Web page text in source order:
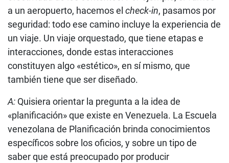
a un aeropuerto, hacemos el check-in, pasamos por
seguridad: todo ese camino incluye la experiencia de
un viaje. Un viaje orquestado, que tiene etapas e
interacciones, donde estas interacciones
constituyen algo «estético», en sí mismo, que
también tiene que ser diseñado.
A: Quisiera orientar la pregunta a la idea de
«planificación» que existe en Venezuela. La Escuela
venezolana de Planificación brinda conocimientos
específicos sobre los oficios, y sobre un tipo de
saber que está preocupado por producir